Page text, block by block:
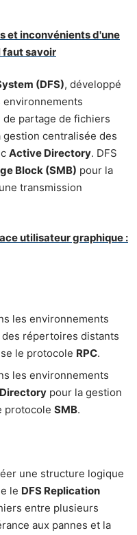
et inconvénients d'une
faut savoir
(DFS), développé
environnements
partage de fichiers
centralisée des
Active Directory. DFS
Block (SMB) pour la
transmission
utilisateur graphique :
les environnements
répertoires distants
le protocole RPC.
les environnements
pour la gestion
protocole SMB.
une structure logique
le DFS Replication
entre plusieurs
aux pannes et la